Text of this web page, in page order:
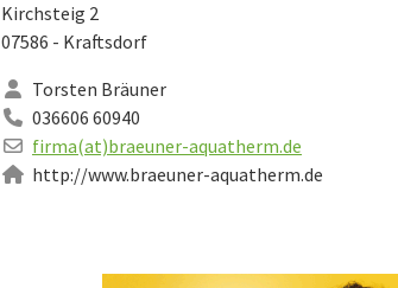
Kirchsteig 2
07586 - Kraftsdorf
Torsten Bräuner
036606 60940
firma(at)braeuner-aquatherm.de
http://www.braeuner-aquatherm.de